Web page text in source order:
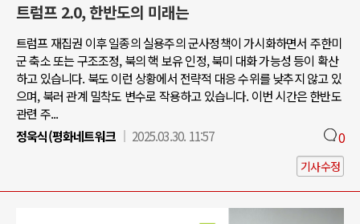
트럼프 2.0, 한반도의 미래는
트럼프 재집권 이후 일종의 실용주의 군사정책이 가시화하면서 주한미
군 축소 또는 구조조정, 북의 핵 보유 인정, 북미 대화 가능성 등이 확산
하고 있습니다. 북도 이런 상황에서 전략적 대응 수위를 낮추지 않고 있
으며, 북러 관계 밀착도 변수로 작용하고 있습니다. 이번 시간은 한반도
관련 주...
정욱식(평화네트워크
2025.03.30. 11:57 0
기사수정